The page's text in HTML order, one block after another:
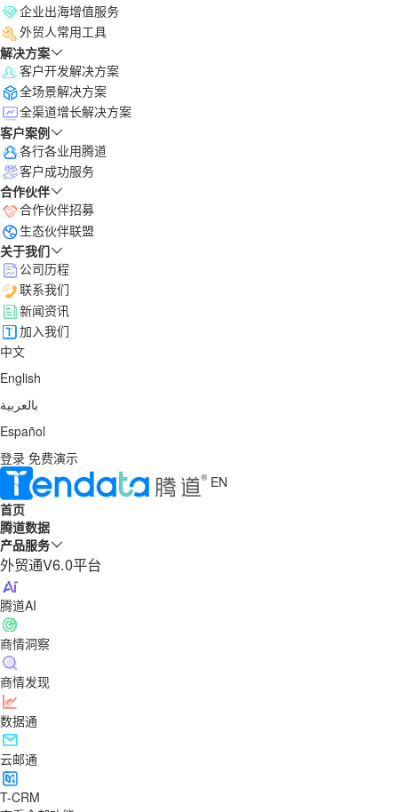
企业出海增值服务
外贸人常用工具
解决方案
客户开发解决方案
全场景解决方案
全渠道增长解决方案
客户案例
各行各业用腾道
客户成功服务
合作伙伴
合作伙伴招募
生态伙伴联盟
关于我们
公司历程
联系我们
新闻资讯
加入我们
中文
English
بالعربية
Español
登录 免费演示
EN
首页
腾道数据
产品服务
外贸通V6.0平台
腾道AI
商情洞察
商情发现
数据通
云邮通
T-CRM